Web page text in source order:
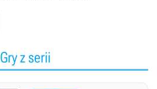
Gry z serii